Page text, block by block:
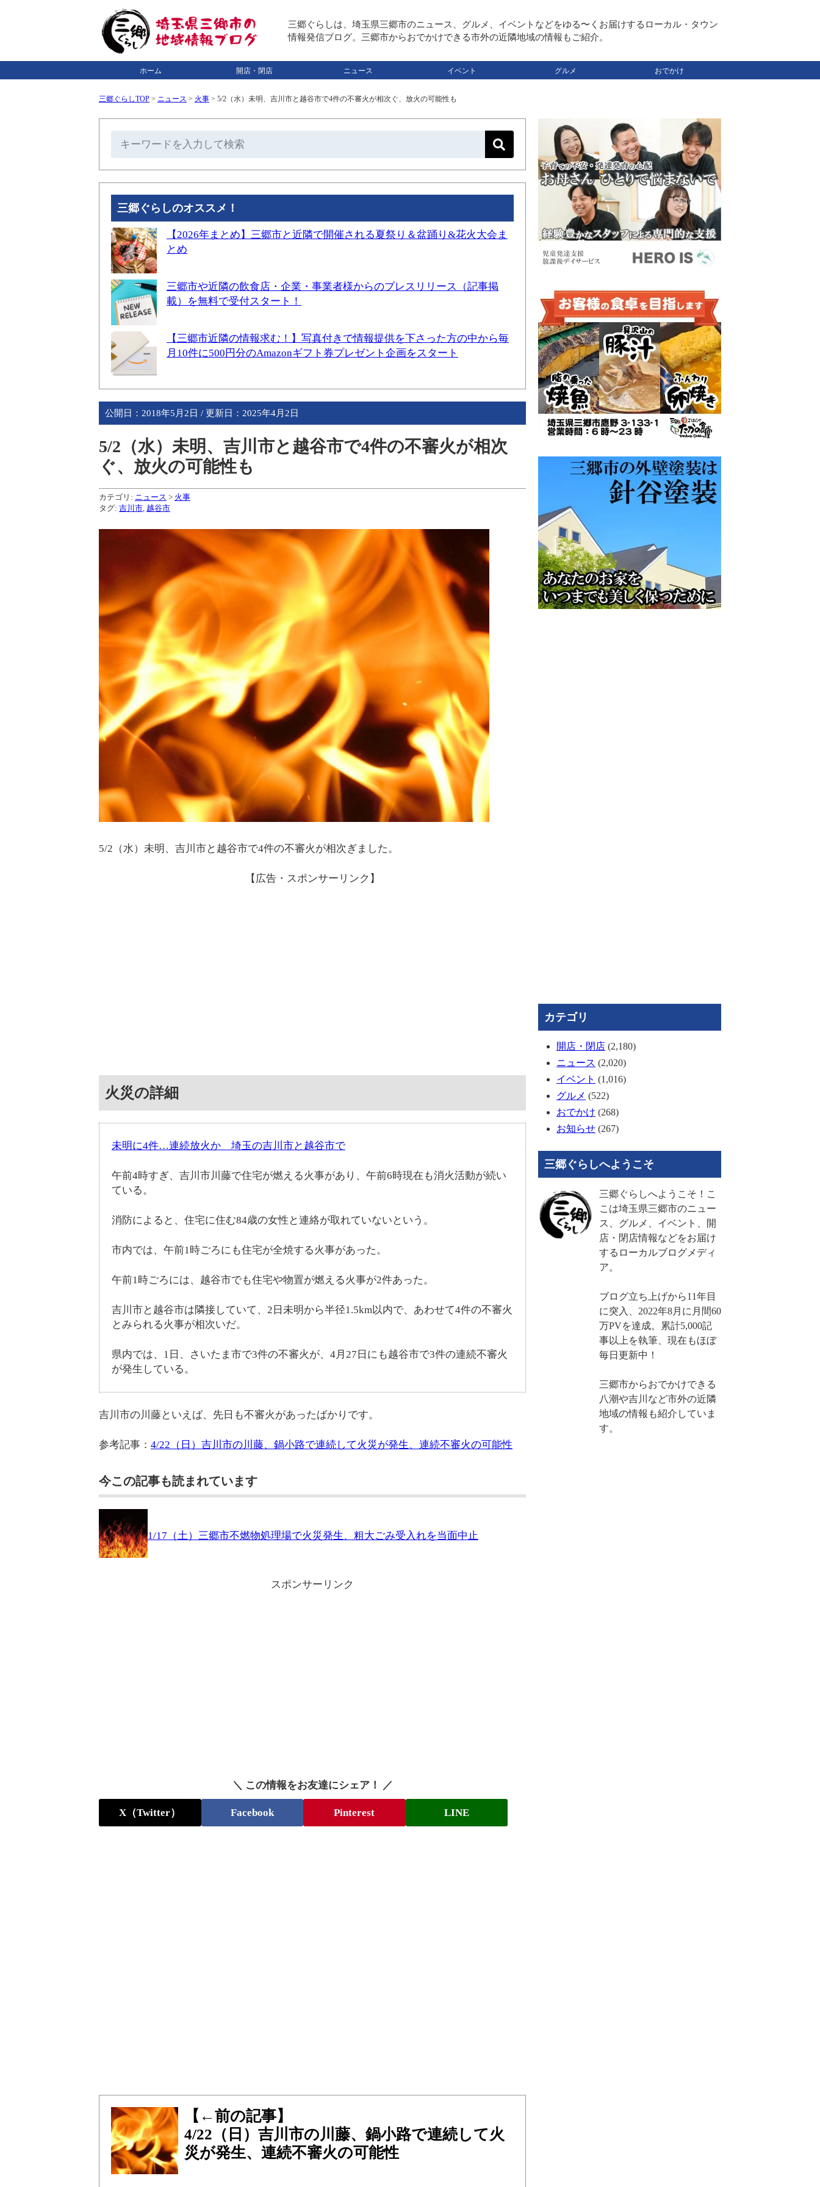
三郷ぐらしは、埼玉県三郷市のニュース、グルメ、イベントなどをゆる〜くお届けするローカル・タウン
情報発信ブログ。三郷市からおでかけできる市外の近隣地域の情報もご紹介。
ホーム 開店・閉店 ニュース イベント グルメ おでかけ
三郷ぐらしTOP > ニュース > 火事 > 5/2（水）未明、吉川市と越谷市で4件の不審火が相次ぐ、放火の可能性も
三郷ぐらしのオススメ！
【2026年まとめ】三郷市と近隣で開催される夏祭り＆盆踊り&花火大会ま
とめ
三郷市や近隣の飲食店・企業・事業者様からのプレスリリース（記事掲
載）を無料で受付スタート！
【三郷市近隣の情報求む！】写真付きで情報提供を下さった方の中から毎
月10件に500円分のAmazonギフト券プレゼント企画をスタート
公開日： 2018年5月2日 / 更新日： 2025年4月2日
5/2（水）未明、吉川市と越谷市で4件の不審火が相次
ぐ、放火の可能性も
カテゴリ: ニュース > 火事
タグ: 吉川市 越谷市
5/2（水）未明、吉川市と越谷市で4件の不審火が相次ぎました。
【広告・スポンサーリンク】
火災の詳細
未明に4件…連続放火か 埼玉の吉川市と越谷市で
午前4時すぎ、吉川市川藤で住宅が燃える火事があり、午前6時現在も消火活動が続い
ている。
消防によると、住宅に住む84歳の女性と連絡が取れていないという。
市内では、午前1時ごろにも住宅が全焼する火事があった。
午前1時ごろには、越谷市でも住宅や物置が燃える火事が2件あった。
吉川市と越谷市は隣接していて、2日未明から半径1.5km以内で、あわせて4件の不審火
とみられる火事が相次いだ。
県内では、1日、さいたま市で3件の不審火が、4月27日にも越谷市で3件の連続不審火
が発生している。
吉川市の川藤といえば、先日も不審火があったばかりです。
参考記事： 4/22（日）吉川市の川藤、鍋小路で連続して火災が発生、連続不審火の可能性
今この記事も読まれています
1/17（土）三郷市不燃物処理場で火災発生、粗大ごみ受入れを当面中止
スポンサーリンク
＼ この情報をお友達にシェア！ ／
X（Twitter） Facebook Pinterest LINE
【←前の記事】
4/22（日）吉川市の川藤、鍋小路で連続して火
災が発生、連続不審火の可能性
カテゴリ
開店・閉店 (2,180)
ニュース (2,020)
イベント (1,016)
グルメ (522)
おでかけ (268)
お知らせ (267)
三郷ぐらしへようこそ
三郷ぐらしへようこそ！こ
こは埼玉県三郷市のニュー
ス、グルメ、イベント、開
店・閉店情報などをお届け
するローカルブログメディ
ア。
ブログ立ち上げから11年目
に突入、2022年8月に月間60
万PVを達成。累計5,000記
事以上を執筆、現在もほぼ
毎日更新中！
三郷市からおでかけできる
八潮や吉川など市外の近隣
地域の情報も紹介していま
す。